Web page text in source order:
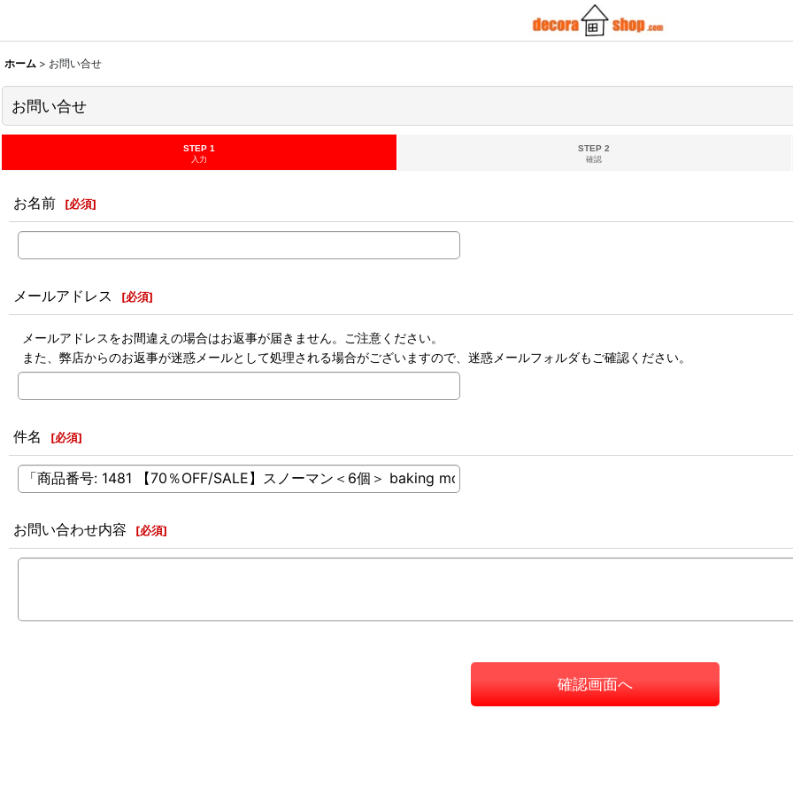
ホーム > お問い合せ
お問い合せ
STEP 1
入力
STEP 2
確認
お名前 [必須]
メールアドレス [必須]
メールアドレスをお間違えの場合はお返事が届きません。ご注意ください。
また、弊店からのお返事が迷惑メールとして処理される場合がございますので、迷惑メールフォルダもご確認ください。
件名 [必須]
お問い合わせ内容 [必須]
確認画面へ